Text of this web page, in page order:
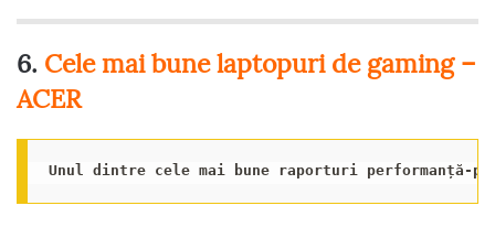
6. Cele mai bune laptopuri de gaming –
ACER
Unul dintre cele mai bune raporturi performanță-